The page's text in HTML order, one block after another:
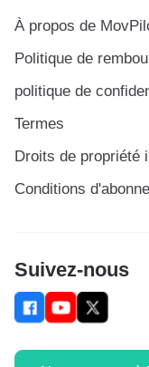
À propos de
Politique de
politique de
Termes
Droits de propriété
Conditions
Suivez-nous